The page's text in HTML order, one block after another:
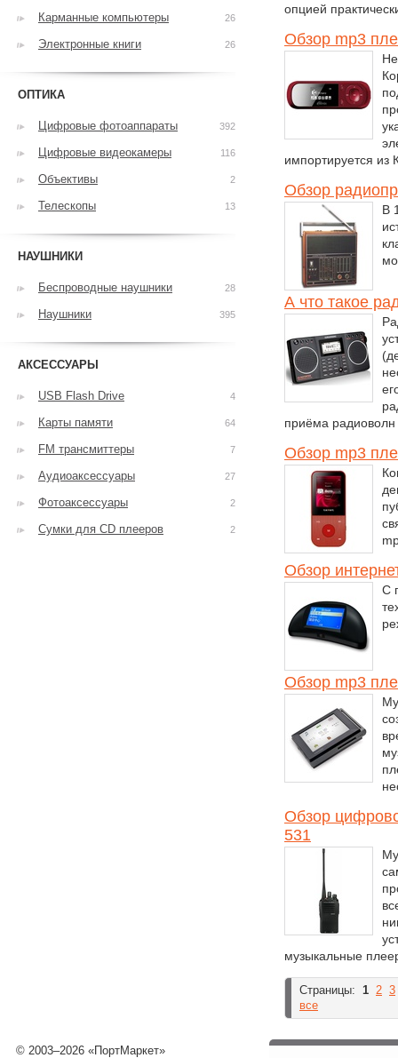
опцией
Обзор mp3
импортируется из
Обзор
В
А что такое
приёма радиоволн
Обзор mp3
Обзор
С
Обзор mp3
Обзор
531
музыкальные
Страницы: 1 2 3
все
Карманные компьютеры 26
Электронные книги 26
ОПТИКА
Цифровые фотоаппараты 392
Цифровые видеокамеры 116
Объективы 2
Телескопы 13
НАУШНИКИ
Беспроводные наушники 28
Наушники 395
АКСЕССУАРЫ
USB Flash Drive 4
Карты памяти 64
FM трансмиттеры 7
Аудиоаксессуары 27
Фотоаксессуары 2
Сумки для CD плееров 2
© 2003–2026 «ПортМаркет»